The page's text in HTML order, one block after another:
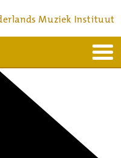
Muziek Instituut